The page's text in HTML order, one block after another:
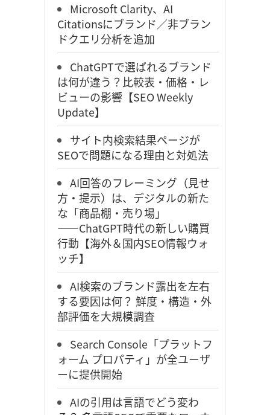
Microsoft Clarity、AI
Citationsにブランド／非ブラン
ドクエリ分析を追加
ChatGPTで選ばれるブランド
は何が違う？比較表・価格・レ
ビューの影響【SEO Weekly
Update】
サイト内検索結果ページが
SEOで問題になる理由と対処法
AI回答のフレーミング（見せ
方・提示）は、デジタルの新た
な「商品棚・売り場」
――ChatGPT時代の新しい購買
行動【海外＆国内SEO情報ウォ
ッチ】
AI検索のブランド露出を左右
する要因は何？ 鮮度・構造・外
部評価を大規模調査
Search Console「プラットフ
ォーム プロパティ」が全ユーザ
ーに提供開始
AIの引用は言語でどう変わ